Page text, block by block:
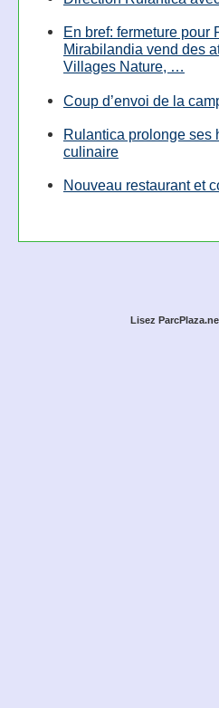
En bref: fermeture
Mirabilandia vend des
Villages Nature, …
Coup d’envoi de la
Rulantica prolonge ses
culinaire
Nouveau restaurant et
Lisez